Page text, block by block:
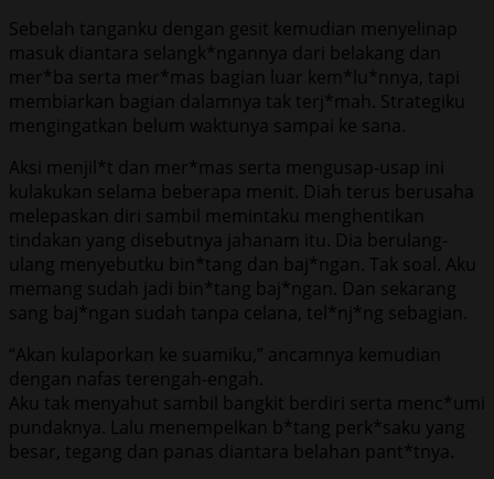
Sebelah tanganku dengan gesit kemudian menyelinap
masuk diantara selangk*ngannya dari belakang dan
mer*ba serta mer*mas bagian luar kem*lu*nnya, tapi
membiarkan bagian dalamnya tak terj*mah. Strategiku
mengingatkan belum waktunya sampai ke sana.
Aksi menjil*t dan mer*mas serta mengusap-usap ini
kulakukan selama beberapa menit. Diah terus berusaha
melepaskan diri sambil memintaku menghentikan
tindakan yang disebutnya jahanam itu. Dia berulang-
ulang menyebutku bin*tang dan baj*ngan. Tak soal. Aku
memang sudah jadi bin*tang baj*ngan. Dan sekarang
sang baj*ngan sudah tanpa celana, tel*nj*ng sebagian.
“Akan kulaporkan ke suamiku,” ancamnya kemudian
dengan nafas terengah-engah.
Aku tak menyahut sambil bangkit berdiri serta menc*umi
pundaknya. Lalu menempelkan b*tang perk*saku yang
besar, tegang dan panas diantara belahan pant*tnya.